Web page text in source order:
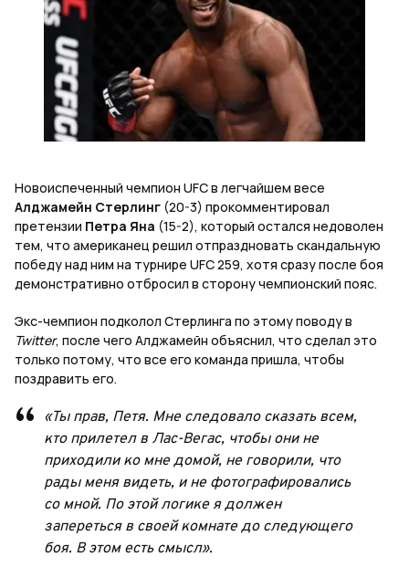
Новоиспеченный чемпион UFC в легчайшем весе
Алджамейн Стерлинг (20-3) прокомментировал
претензии Петра Яна (15-2), который остался недоволен
тем, что американец решил отпраздновать скандальную
победу над ним на турнире UFC 259, хотя сразу после боя
демонстративно отбросил в сторону чемпионский пояс.
Экс-чемпион подколол Стерлинга по этому поводу в
Twitter, после чего Алджамейн объяснил, что сделал это
только потому, что все его команда пришла, чтобы
поздравить его.
«Ты прав, Петя. Мне следовало сказать всем,
кто прилетел в Лас-Вегас, чтобы они не
приходили ко мне домой, не говорили, что
рады меня видеть, и не фотографировались
со мной. По этой логике я должен
запереться в своей комнате до следующего
боя. В этом есть смысл».